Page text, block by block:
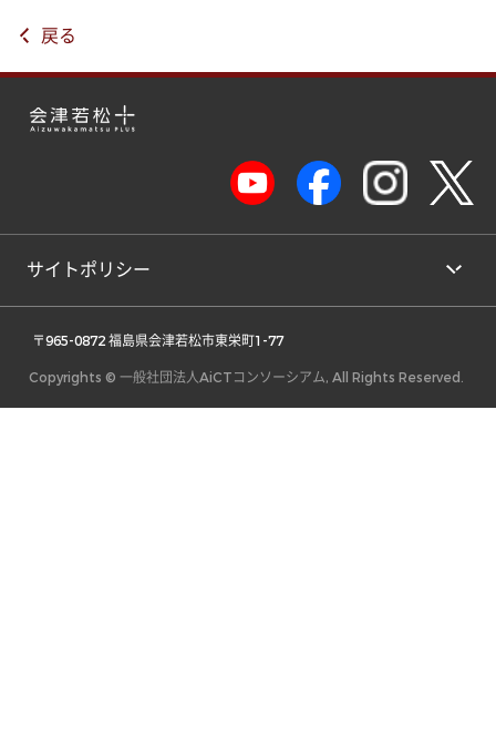
戻る
サイトポリシー
〒965-0872 福島県会津若松市東栄町1-77
Copyrights © 一般社団法人AiCTコンソーシアム, All Rights Reserved.